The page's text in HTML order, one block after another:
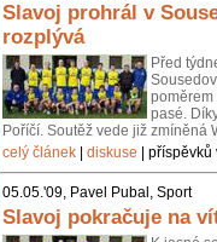
Slavoj prohrál v
rozplývá
Před
poměrem
pasé.
Poříčí. Soutěž vede již zmíněná
celý článek
diskuse |
05.05.'09, Pavel Pubal, Sport
Slavoj pokračuje na